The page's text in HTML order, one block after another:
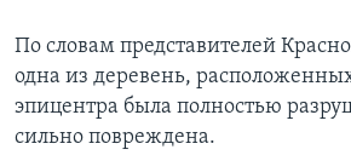
По словам представителей
одна из деревень,
эпицентра была полностью
сильно повреждена.